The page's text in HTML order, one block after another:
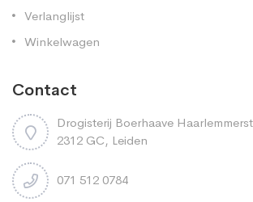
Verlanglijst
Winkelwagen
Contact
Drogisterij Boerhaave
2312 GC, Leiden
071 512 0784